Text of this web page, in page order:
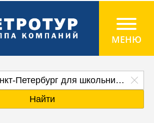
Найти